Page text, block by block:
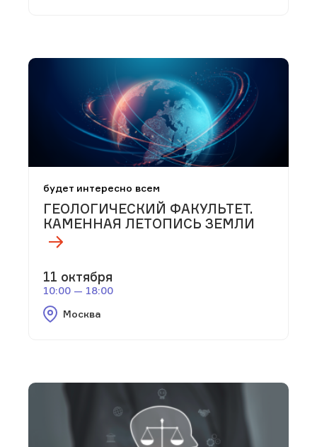
будет интересно всем
ГЕОЛОГИЧЕСКИЙ ФАКУЛЬТЕТ.
КАМЕННАЯ ЛЕТОПИСЬ ЗЕМЛИ
11 октября
10:00 — 18:00
Москва